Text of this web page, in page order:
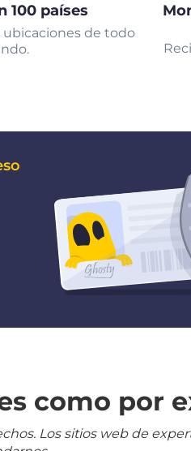
100 países
ubicaciones de todo
como por
Los sitios web de